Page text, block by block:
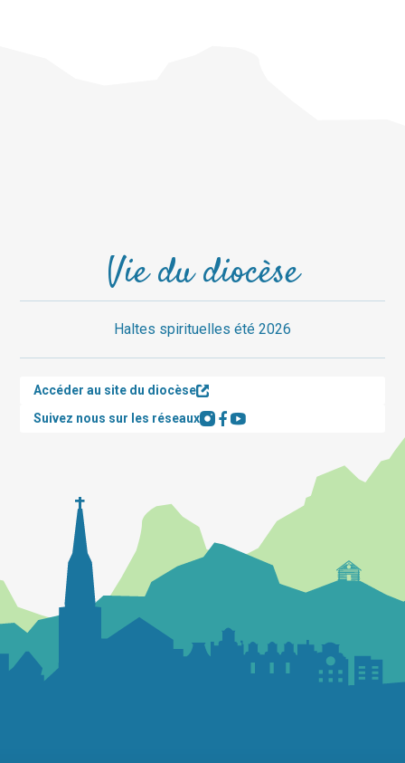
Vie du diocèse
Haltes spirituelles été 2026
Accéder au site du diocèse
Suivez nous sur les réseaux